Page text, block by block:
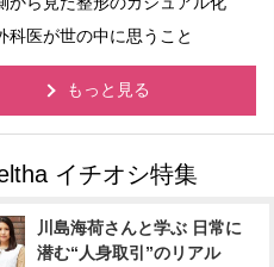
科医が世の中に思うこと
もっと見る
川島海荷さんと学ぶ 日常に
潜む“人身取引”のリアル